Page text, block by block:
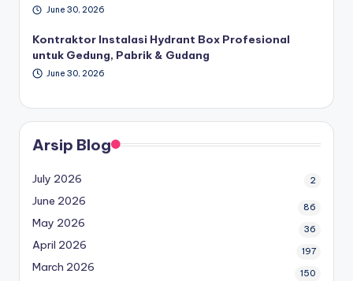
June 30, 2026
Kontraktor Instalasi Hydrant Box Profesional
untuk Gedung, Pabrik & Gudang
June 30, 2026
Arsip Blog
July 2026 2
June 2026 86
May 2026 36
April 2026 197
March 2026 150